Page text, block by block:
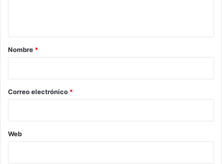
r
*
Nombre *
Correo electrónico *
Web